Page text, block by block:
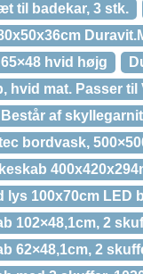
til badekar, 3 stk.
hvid højg
hvid mat. Passer til
af
bordvask,
lys 100x70cm LED
102×48,1cm, 2
62×48,1cm, 2